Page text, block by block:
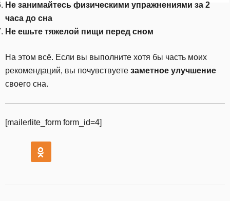
Не занимайтесь физическими упражнениями за 2
часа до сна
Не ешьте тяжелой пищи перед сном
На этом всё. Если вы выполните хотя бы часть моих
рекомендаций, вы почувствуете заметное улучшение
своего сна.
[mailerlite_form form_id=4]